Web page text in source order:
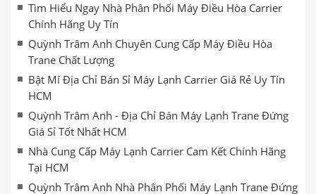
Tìm Hiểu Ngay Nhà Phân Phối Máy Điều Hòa Carrier
Chính Hãng Uy Tín
Quỳnh Trâm Anh Chuyên Cung Cấp Máy Điều Hòa
Trane Chất Lượng
Bật Mí Địa Chỉ Bán Sỉ Máy Lạnh Carrier Giá Rẻ Uy Tín
HCM
Quỳnh Trâm Anh - Địa Chỉ Bán Máy Lạnh Trane Đứng
Giá Sỉ Tốt Nhất HCM
Nhà Cung Cấp Máy Lạnh Carrier Cam Kết Chính Hãng
Tại HCM
Quỳnh Trâm Anh Nhà Phân Phối Máy Lạnh Trane Đứng